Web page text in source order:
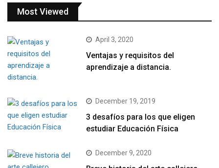
Most Viewed
April 3, 2020
Ventajas y requisitos del
aprendizaje a distancia.
December 19, 2019
3 desafíos para los que eligen
estudiar Educación Física
December 9, 2020